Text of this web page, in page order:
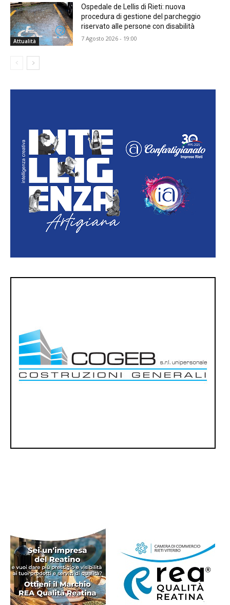
Attualità
Ospedale de Lellis di Rieti: nuova
procedura di gestione del parcheggio
riservato alle persone con disabilità
7 Agosto 2026 - 19:00